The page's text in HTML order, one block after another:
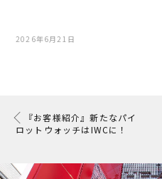
2026年6月21日
『お客様紹介』新たなパイ
ロットウォッチはIWCに！